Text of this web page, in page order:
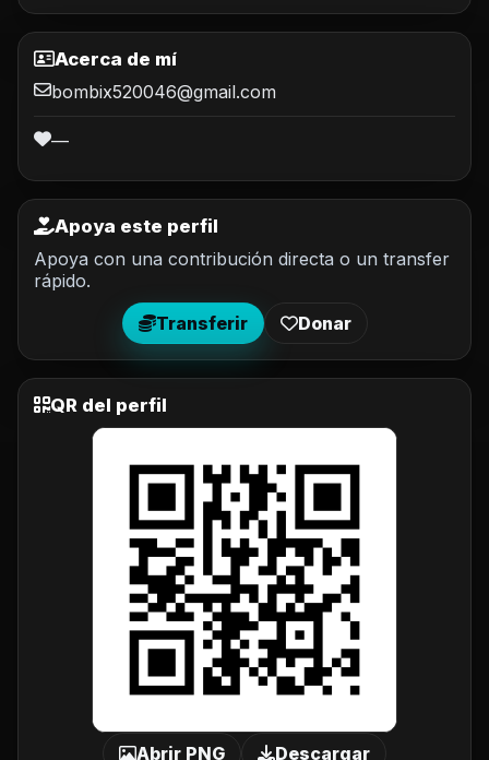
Acerca de mí
bombix520046@gmail.com
—
Apoya este perfil
Apoya con una contribución directa o un transfer
rápido.
Transferir
Donar
QR del perfil
Abrir PNG Descargar